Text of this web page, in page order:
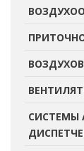
СИСТЕМЫ